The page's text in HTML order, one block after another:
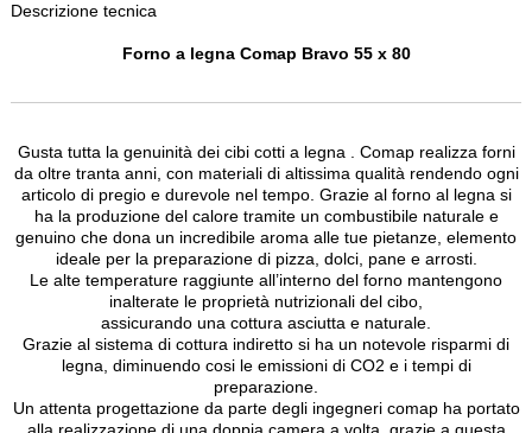
Descrizione tecnica
Forno a legna Comap Bravo 55 x 80
Gusta tutta la genuinità dei cibi cotti a legna . Comap realizza forni
da oltre tranta anni, con materiali di altissima qualità rendendo ogni
articolo di pregio e durevole nel tempo. Grazie al forno al legna si
ha la produzione del calore tramite un combustibile naturale e
genuino che dona un incredibile aroma alle tue pietanze, elemento
ideale per la preparazione di pizza, dolci, pane e arrosti.
Le alte temperature raggiunte all’interno del forno mantengono
inalterate le proprietà nutrizionali del cibo,
assicurando una cottura asciutta e naturale.
Grazie al sistema di cottura indiretto si ha un notevole risparmi di
legna, diminuendo cosi le emissioni di CO2 e i tempi di
preparazione.
Un attenta progettazione da parte degli ingegneri comap ha portato